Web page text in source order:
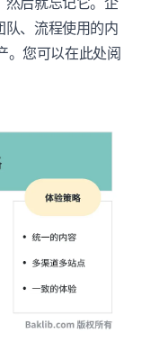
队、流程使用的内
。您可以在此处阅